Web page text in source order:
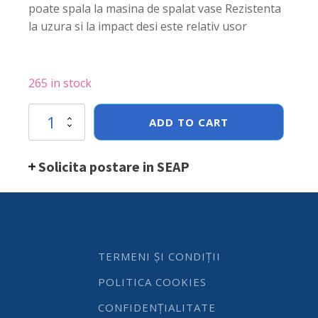
poate spala la masina de spalat vase Rezistenta
la uzura si la impact desi este relativ usor
265 in stock
Hendi
rustic
cuptor
ADD TO CART
Solicita postare in SEAP
TERMENI ȘI CONDIȚII
POLITICA COOKIES
CONFIDENȚIALITATE